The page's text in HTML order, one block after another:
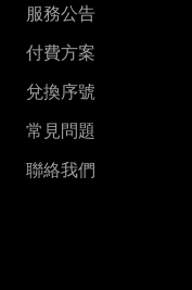
服務公告
付費方案
兌換序號
常見問題
聯絡我們